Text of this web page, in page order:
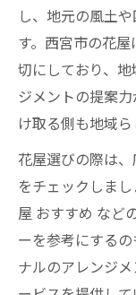
し、地元の風土
す。西宮市の花
切にしており、
ジメントの提案
け取る側も地域
花屋選びの際は
をチェックしま
屋 おすすめ など
ーを参考にする
ナルのアレンジ